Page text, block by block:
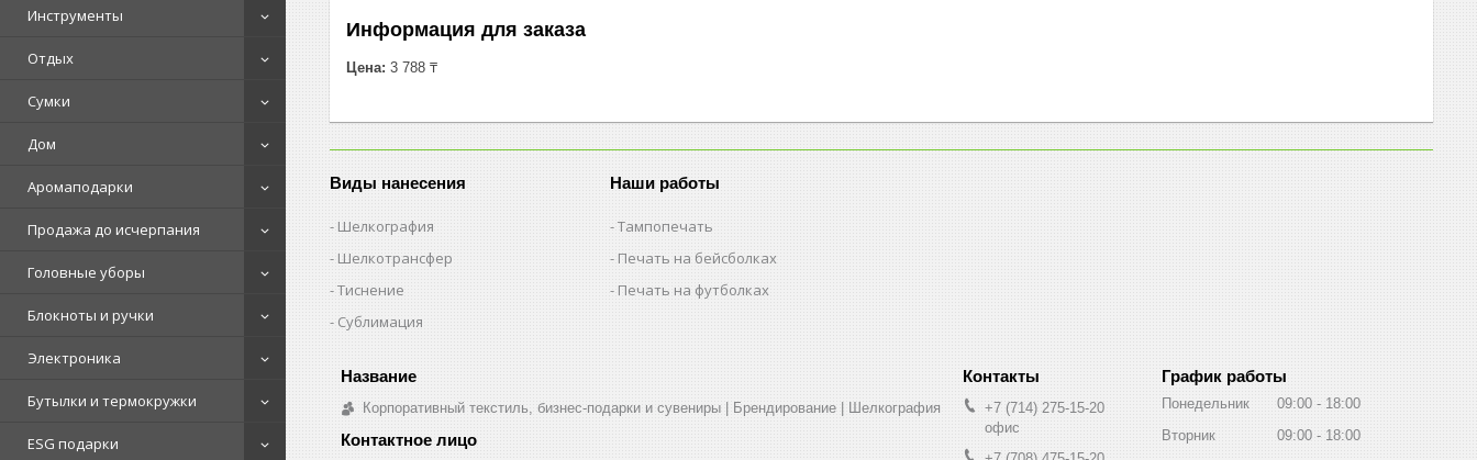
Инструменты
Отдых
Сумки
Дом
Аромаподарки
Продажа до исчерпания
Головные уборы
Блокноты и ручки
Электроника
Бутылки и термокружки
ESG подарки
Информация для заказа
Цена: 3 788 ₸
Виды нанесения
Шелкография
Шелкотрансфер
Тиснение
Сублимация
Наши работы
Тампопечать
Печать на бейсболках
Печать на футболках
Корпоративный текстиль, бизнес-подарки и сувениры | Брендирование | Шелкография
+7 (714) 275-15-20
офис
График работы
Понедельник 09:00
18:00
Вторник
09:00
18:00